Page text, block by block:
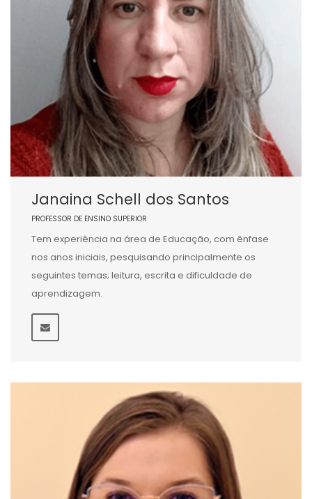
Janaina Schell dos Santos
PROFESSOR DE ENSINO SUPERIOR
Tem experiência na área de Educação, com ênfase
nos anos iniciais, pesquisando principalmente os
seguintes temas; leitura, escrita e dificuldade de
aprendizagem.